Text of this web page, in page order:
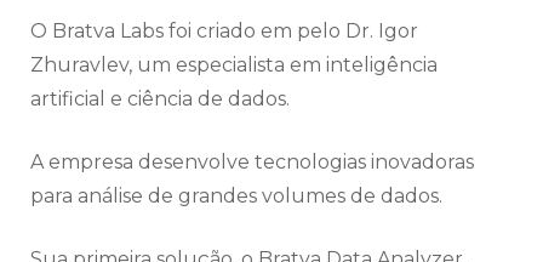
O Bratva Labs foi criado em pelo Dr. Igor
Zhuravlev, um especialista em inteligência
artificial e ciência de dados.
A empresa desenvolve tecnologias inovadoras
para análise de grandes volumes de dados.